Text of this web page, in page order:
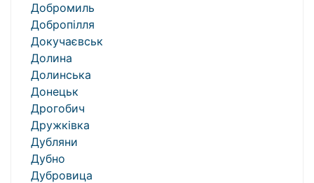
Добромиль
Добропілля
Докучаєвськ
Долина
Долинська
Донецьк
Дрогобич
Дружківка
Дубляни
Дубно
Дубровица